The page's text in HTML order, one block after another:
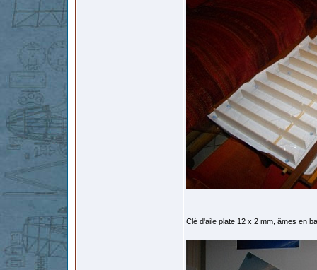
Clé d'aile plate 12 x 2 mm, âmes en